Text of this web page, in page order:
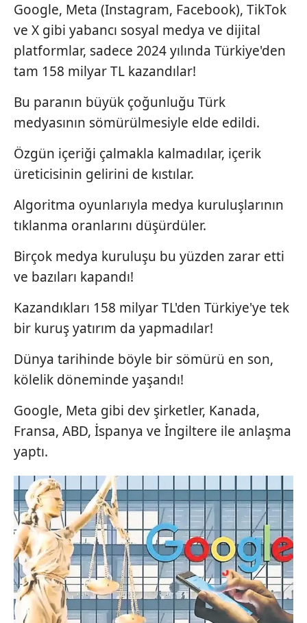
Google, Meta (Instagram, Facebook), TikTok
ve X gibi yabancı sosyal medya ve dijital
platformlar, sadece 2024 yılında Türkiye'den
tam 158 milyar TL kazandılar!
Bu paranın büyük çoğunluğu Türk
medyasının sömürülmesiyle elde edildi.
Özgün içeriği çalmakla kalmadılar, içerik
üreticisinin gelirini de kıstılar.
Algoritma oyunlarıyla medya kuruluşlarının
tıklanma oranlarını düşürdüler.
Birçok medya kuruluşu bu yüzden zarar etti
ve bazıları kapandı!
Kazandıkları 158 milyar TL'den Türkiye'ye tek
bir kuruş yatırım da yapmadılar!
Dünya tarihinde böyle bir sömürü en son,
kölelik döneminde yaşandı!
Google, Meta gibi dev şirketler, Kanada,
Fransa, ABD, İspanya ve İngiltere ile anlaşma
yaptı.